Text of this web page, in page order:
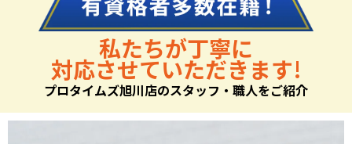
私たちが丁寧に
対応させていただきます!
プロタイムズ旭川店のスタッフ・職人をご紹介